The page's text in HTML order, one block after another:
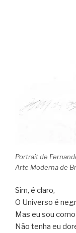
Portrait de
Arte Moderna de
Sim, é claro,
O Universo é
Mas eu sou
Não tenha eu